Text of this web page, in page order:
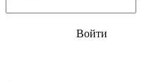
Войти